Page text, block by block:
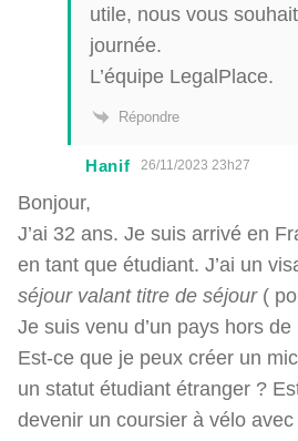
utile, nous vous
journée.
L’équipe LegalPlace.
Répondre
Hanif 26/11/2023 23h27
Bonjour,
J’ai 32 ans. Je suis arrivé en
en tant que étudiant. J’ai un
séjour valant titre de séjour(
Je suis venu d’un pays hors
Est-ce que je peux créer un
un statut étudiant étranger ?
devenir un coursier à vélo avec